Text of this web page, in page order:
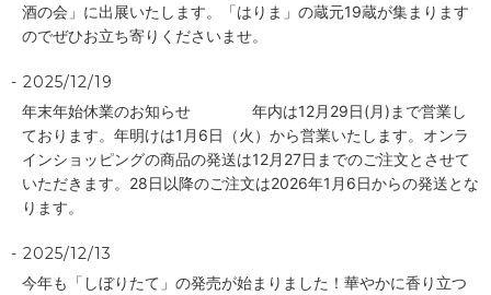
酒の会」に出展いたします。「はりま」の蔵元19蔵が集まります
のでぜひお立ち寄りくださいませ。
2025/12/19
年末年始休業のお知らせ 年内は12月29日(月)まで営業し
ております。年明けは1月6日（火）から営業いたします。オンラ
インショッピングの商品の発送は12月27日までのご注文とさせて
いただきます。28日以降のご注文は2026年1月6日からの発送とな
ります。
2025/12/13
今年も「しぼりたて」の発売が始まりました！華やかに香り立つ